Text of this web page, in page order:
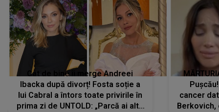
Cât de bine îi merge Andreei
Ibacka după divorț! Fosta soție a
lui Cabral a întors toate privirile în
prima zi de UNTOLD: „Parcă ai altă
cancer
Berkovich,